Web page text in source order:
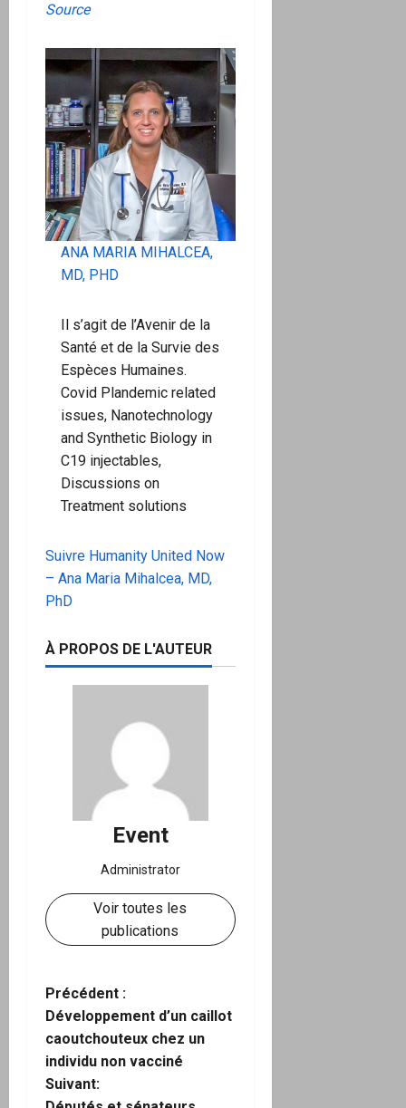
Source
ANA MARIA MIHALCEA,
MD, PHD
Il s’agit de l’Avenir de la
Santé et de la Survie des
Espèces Humaines.
Covid Plandemic related
issues, Nanotechnology
and Synthetic Biology in
C19 injectables,
Discussions on
Treatment solutions
Suivre Humanity United Now
– Ana Maria Mihalcea, MD,
PhD
À PROPOS DE L'AUTEUR
Event
Administrator
Voir toutes les
publications
N
a
v
Précédent :
Développement d’un caillot
caoutchouteux chez un
individu non vacciné
Suivant: